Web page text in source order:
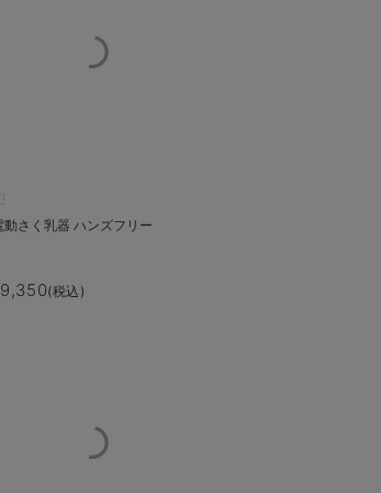
動さく乳器 ハンズフリー
(税込)